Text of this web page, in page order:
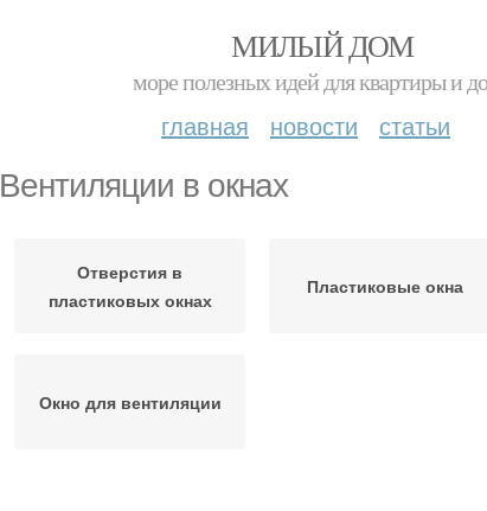
МИЛЫЙ ДОМ
море полезных идей для квартиры и
главная новости статьи
Вентиляции в окнах
Отверстия в
пластиковых окнах
Пластиковые окна
Окно для вентиляции